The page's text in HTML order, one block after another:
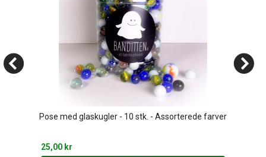
Pose med glaskugler - 10 stk. - Assorterede farver
25,00 kr